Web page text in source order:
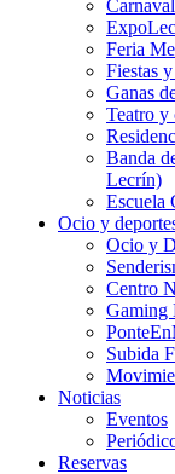
Carnaval
Feria
Fiestas
Ganas
Teatro y
Banda
Lecrín)
Escuela
Ocio y
Ocio y
Centro
Gaming
Subida
Noticias
Eventos
Reservas